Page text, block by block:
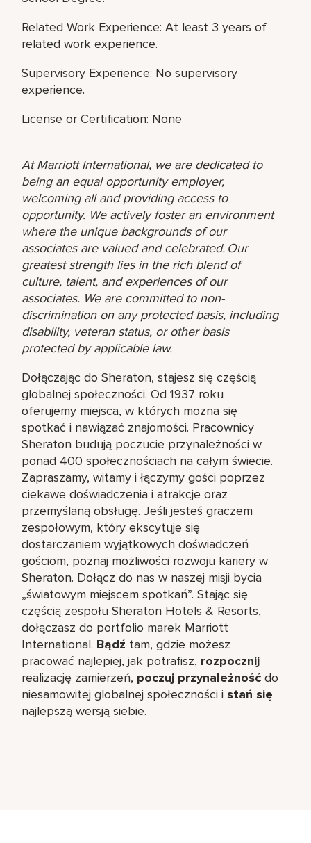
Related Work Experience: At least 3 years of
related work experience.
Supervisory Experience: No supervisory
experience.
License or Certification: None
At Marriott International, we are dedicated to
being an equal opportunity employer,
welcoming all and providing access to
opportunity. We actively foster an environment
where the unique backgrounds of our
associates are valued and celebrated. Our
greatest strength lies in the rich blend of
culture, talent, and experiences of our
associates. We are committed to non-
discrimination on any protected basis, including
disability, veteran status, or other basis
protected by applicable law.
Dołączając do Sheraton, stajesz się częścią
globalnej społeczności. Od 1937 roku
oferujemy miejsca, w których można się
spotkać i nawiązać znajomości. Pracownicy
Sheraton budują poczucie przynależności w
ponad 400 społecznościach na całym świecie.
Zapraszamy, witamy i łączymy gości poprzez
ciekawe doświadczenia i atrakcje oraz
przemyślaną obsługę. Jeśli jesteś graczem
zespołowym, który ekscytuje się
dostarczaniem wyjątkowych doświadczeń
gościom, poznaj możliwości rozwoju kariery w
Sheraton. Dołącz do nas w naszej misji bycia
„światowym miejscem spotkań”. Stając się
częścią zespołu Sheraton Hotels & Resorts,
dołączasz do portfolio marek Marriott
International. Bądź tam, gdzie możesz
pracować najlepiej, jak potrafisz, rozpocznij
realizację zamierzeń, poczuj przynależność do
niesamowitej globalnej społeczności i stań się
najlepszą wersją siebie.